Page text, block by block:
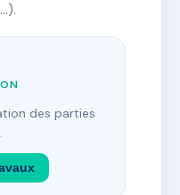
des parties